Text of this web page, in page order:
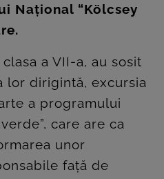
Național “Kölcsey
a VII-a, au sosit
lor dirigintă, excursia
a programului
care are ca
unor
față de